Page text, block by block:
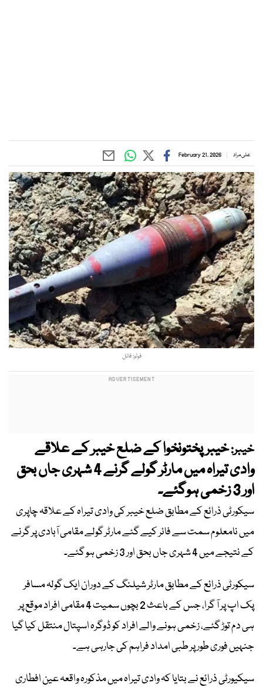
علی مراد February 21, 2026
فوٹو: فائل
خیبر:خیبرپختونخوا کے ضلع خیبر کے علاقے
وادی تیراہ میں مارٹر گولے گرنے 4 شہری جاں بحق
اور 3 زخمی ہوگئے۔
سیکورٹی ذرائع کے مطابق ضلع خیبر کی وادی تیراہ کے علاقہ چاپری
میں نامعلوم سمت سے فائر کیے گئے مارٹر گولے مقامی آبادی پر گرنے
کے نتیجے میں 4 شہری جاں بحق اور 3 زخمی ہو گئے۔
سیکورٹی ذرائع کے مطابق مارٹر شیلنگ کے دوران ایک گولہ مسافر
پک اپ پر آ گرا، جس کے باعث 2 بچوں سمیت 4 مقامی افراد موقع پر
ہی دم توڑ گئے، زخمی ہونے والے افراد کو ڈوگرہ اسپتال منتقل کیا گیا
جنہیں فوری طور پر طبی امداد فراہم کی جارہی ہے۔
سیکیورٹی ذرائع نے بتایا کہ وادی تیراہ میں مذکورہ واقعہ عین افطاری